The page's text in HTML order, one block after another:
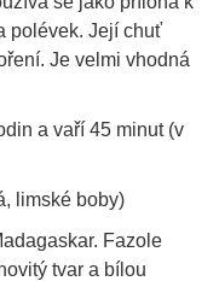
polévek. Její chuť
Je velmi vhodná
a vaří 45 minut (v
limské boby)
Fazole
tvar a bílou